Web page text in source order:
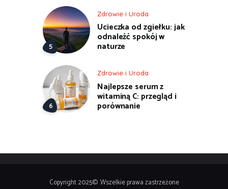
Zdrowie i Uroda
Ucieczka od zgiełku: jak
odnaleźć spokój w
naturze
Zdrowie i Uroda
Najlepsze serum z
witaminą C: przegląd i
porównanie
Copyright 2025© .Wszelkie prawa zastrzeżone